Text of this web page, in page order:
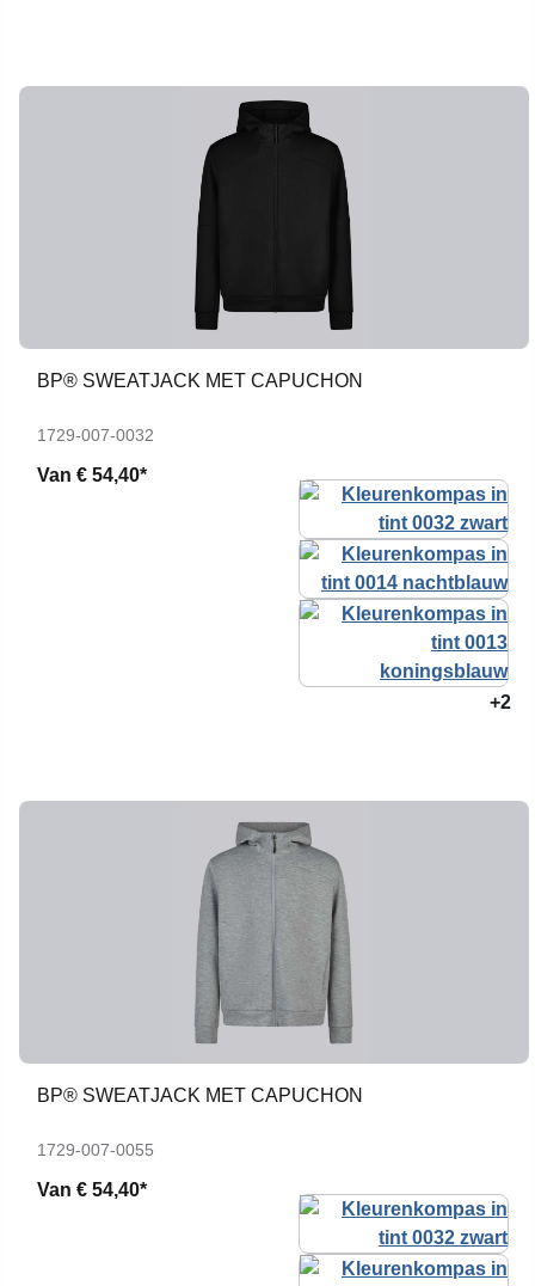
BP® SWEATJACK MET CAPUCHON
1729-007-0032
Van € 54,40*
+2
BP® SWEATJACK MET CAPUCHON
1729-007-0055
Van € 54,40*